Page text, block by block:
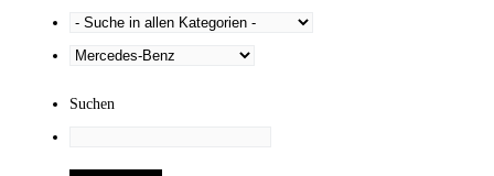
Suchen